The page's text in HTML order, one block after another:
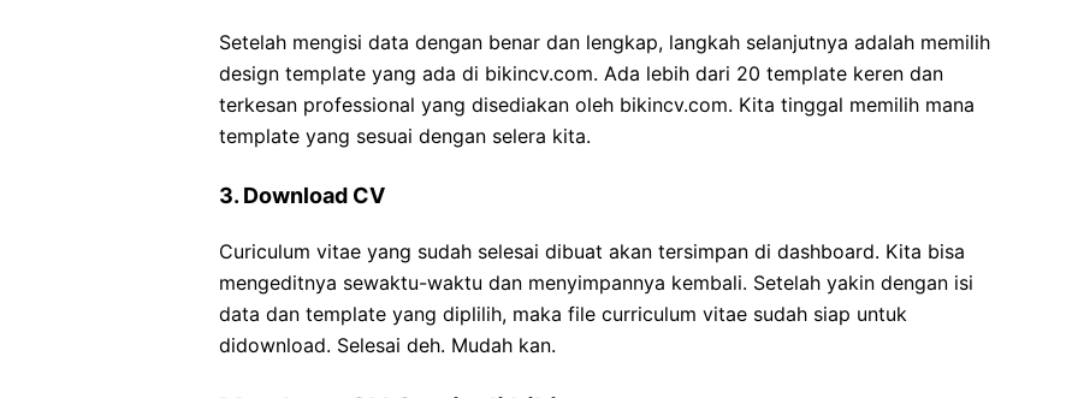
Setelah mengisi data dengan benar dan lengkap, langkah selanjutnya adalah memilih
design template yang ada di bikincv.com. Ada lebih dari 20 template keren dan
terkesan professional yang disediakan oleh bikincv.com. Kita tinggal memilih mana
template yang sesuai dengan selera kita.
3. Download CV
Curiculum vitae yang sudah selesai dibuat akan tersimpan di dashboard. Kita bisa
mengeditnya sewaktu-waktu dan menyimpannya kembali. Setelah yakin dengan isi
data dan template yang diplilih, maka file curriculum vitae sudah siap untuk
didownload. Selesai deh. Mudah kan.